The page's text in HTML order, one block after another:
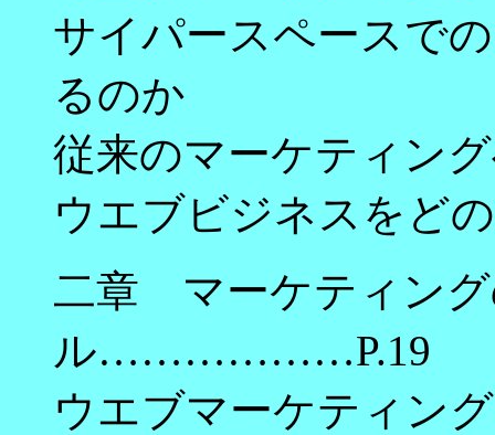
サイパースペースで
るのか
従来のマーケティン
ウエブビジネスをど
二章 マーケティング
ル………………P.19
ウエブマーケティン